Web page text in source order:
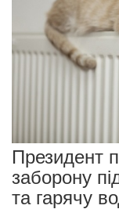
Президент
заборону
та гарячу